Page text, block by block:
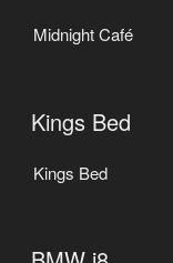
Midnight Café
Kings Bed
Kings Bed